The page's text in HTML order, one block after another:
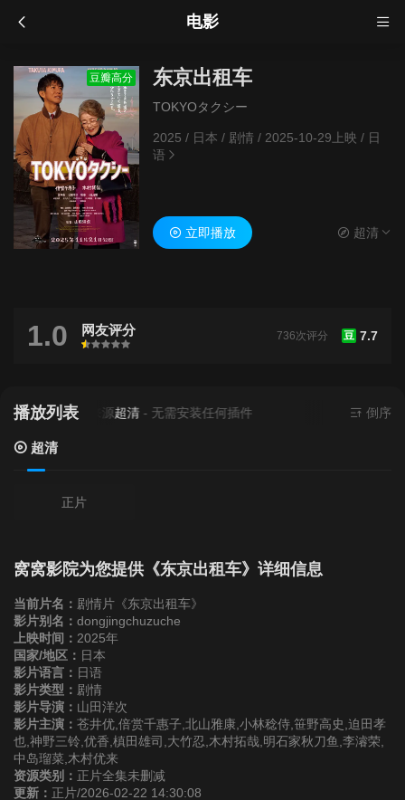
电影
豆瓣高分 东京出租车
TOKYOタクシー
2025 / 日本 / 剧情/ 2025-10-29上映 / 日
语
立即播放 超清
1.0 网友评分
很差
较差还行推荐力荐
豆 7.7
736次评分
播放列表
当前资源来源 超清- 无需安装任何插件 倒序
超清
正片
窝窝影院为您提供《东京出租车》详细信息
当前片名： 剧情片《东京出租车》
影片别名： dongjingchuzuche
上映时间： 2025年
国家/地区： 日本
影片语言： 日语
影片类型： 剧情
影片导演： 山田洋次
影片主演： 苍井优,倍赏千惠子,北山雅康,小林稔侍,笹野高史,迫田孝
也,神野三铃,优香,槙田雄司,大竹忍,木村拓哉,明石家秋刀鱼,李濬荣,
中岛瑠菜,木村优来
资源类别： 正片全集未删减
更新： 正片/2026-02-22 14:30:08